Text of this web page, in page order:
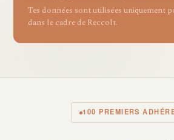
Tes données sont utilisées uniquement
dans le cadre de Reccolt.
100 PREMIERS